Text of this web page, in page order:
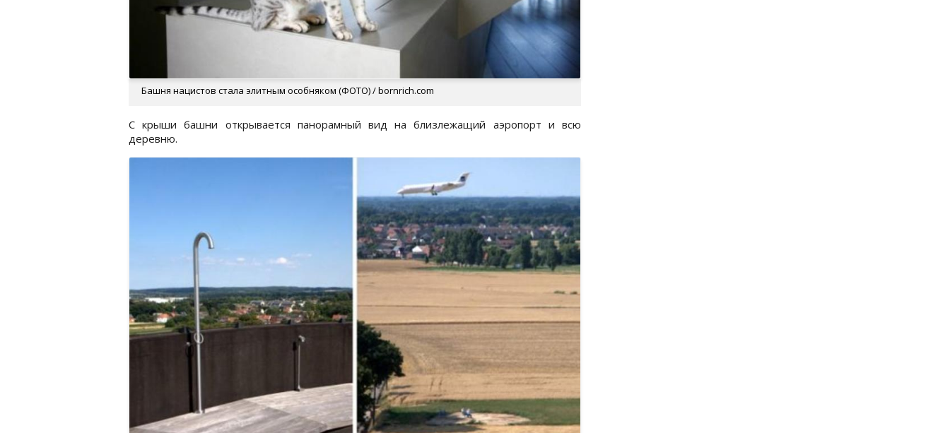
Башня нацистов стала элитным особняком (ФОТО) / bornrich.com
С крыши башни открывается панорамный вид на близлежащий аэропорт и всю
деревню.